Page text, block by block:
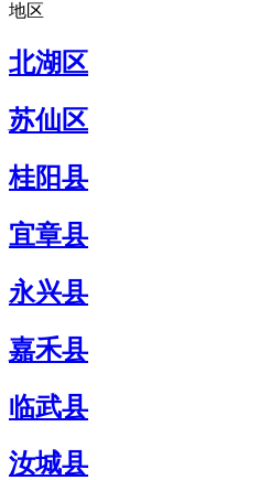
地区
北湖区
苏仙区
桂阳县
宜章县
永兴县
嘉禾县
临武县
汝城县